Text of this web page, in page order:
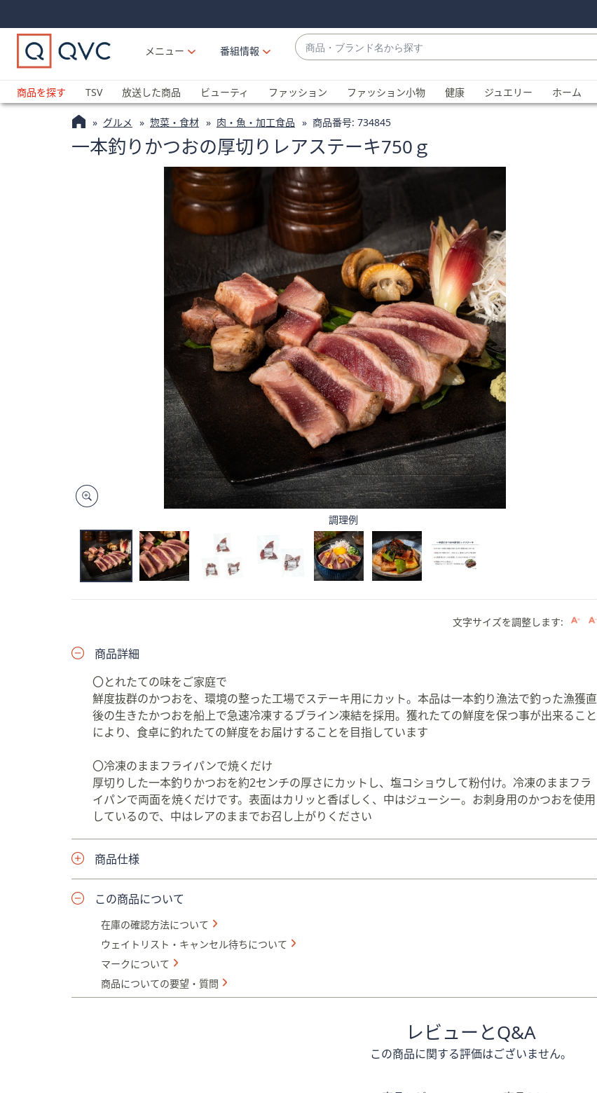
Links
Links2
メニュー
番組情報
商
品・
ラ
ン
ド
名
ら
探
す
補
が
利
可
能
な
場
合、
上
下
の
矢
印
キ
ー
ま
た
は
タ
ッ
チ
デ
バ
イ
ス
右
に
覧
で
き
す。
商品を探す
TSV 放送した商品 ビューティ ファッション ファッション小物 健康 ジュエリー ホーム
グルメ 惣菜・食材 肉・魚・加工食品 商品番号: 734845
一本釣りかつおの厚切りレアステーキ750ｇ
調理例
文字サイズを調整します:
商品詳細
〇とれたての味をご家庭で
鮮度抜群のかつおを、環境の整った工場でステーキ用にカット。本品は一本釣り漁法で釣った漁獲直
後の生きたかつおを船上で急速冷凍するブライン凍結を採用。獲れたての鮮度を保つ事が出来ること
により、食卓に釣れたての鮮度をお届けすることを目指しています
〇冷凍のままフライパンで焼くだけ
厚切りした一本釣りかつおを約2センチの厚さにカットし、塩コショウして粉付け。冷凍のままフラ
イパンで両面を焼くだけです。表面はカリッと香ばしく、中はジューシー。お刺身用のかつおを使用
しているので、中はレアのままでお召し上がりください
商品仕様
この商品について
在庫の確認方法について
ウェイトリスト・キャンセル待ちについて
マークについて
商品についての要望・質問
レビューとQ&A
この商品に関する評価はございません。